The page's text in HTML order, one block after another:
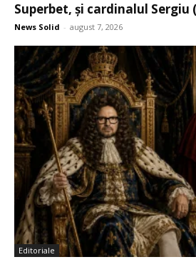
Superbet, şi cardinalul Sergiu
News Solid - august 7, 2026
Editoriale